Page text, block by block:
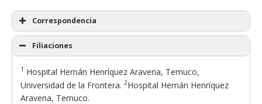
Correspondencia
Filiaciones
1 Hospital Hernán Henríquez Aravena, Temuco,
Universidad de la Frontera. 2Hospital Hernán Henríquez
Aravena, Temuco.